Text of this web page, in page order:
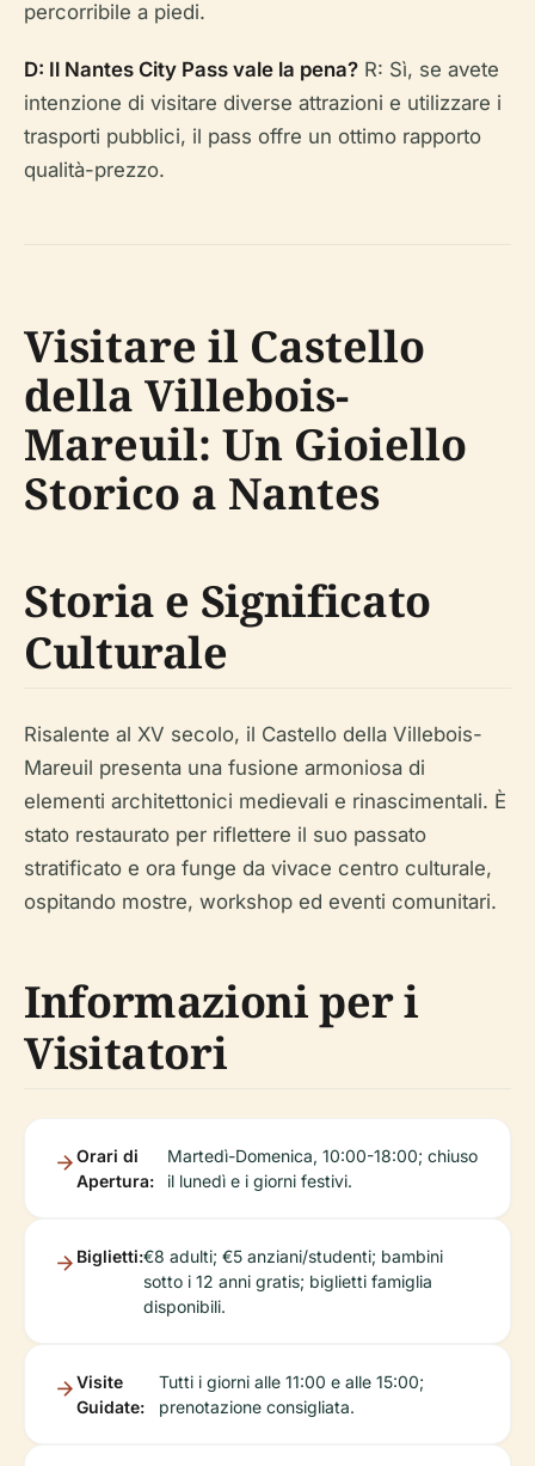
percorribile a piedi.
D: Il Nantes City Pass vale la pena? R: Sì, se avete
intenzione di visitare diverse attrazioni e utilizzare i
trasporti pubblici, il pass offre un ottimo rapporto
qualità-prezzo.
Visitare il Castello
della Villebois-
Mareuil: Un Gioiello
Storico a Nantes
Storia e Significato
Culturale
Risalente al XV secolo, il Castello della Villebois-
Mareuil presenta una fusione armoniosa di
elementi architettonici medievali e rinascimentali. È
stato restaurato per riflettere il suo passato
stratificato e ora funge da vivace centro culturale,
ospitando mostre, workshop ed eventi comunitari.
Informazioni per i
Visitatori
Orari di
Apertura:
Martedì-Domenica, 10:00-18:00; chiuso
il lunedì e i giorni festivi.
Biglietti:€8 adulti; €5 anziani/studenti; bambini
sotto i 12 anni gratis; biglietti famiglia
disponibili.
Visite
Guidate:
Tutti i giorni alle 11:00 e alle 15:00;
prenotazione consigliata.